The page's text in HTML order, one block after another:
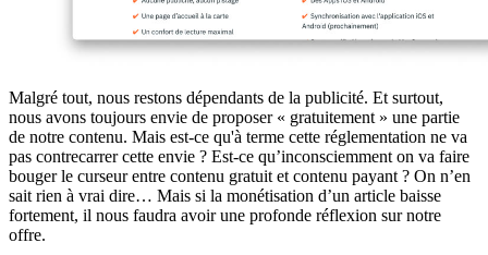
Malgré tout, nous restons dépendants de la publicité. Et surtout,
nous avons toujours envie de proposer « gratuitement » une partie
de notre contenu. Mais est-ce qu'à terme cette réglementation ne va
pas contrecarrer cette envie ? Est-ce qu’inconsciemment on va faire
bouger le curseur entre contenu gratuit et contenu payant ? On n’en
sait rien à vrai dire… Mais si la monétisation d’un article baisse
fortement, il nous faudra avoir une profonde réflexion sur notre
offre.